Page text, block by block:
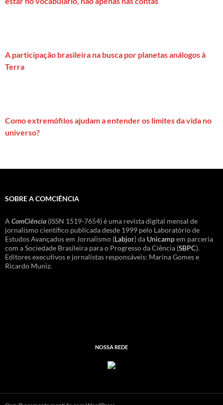
A participação brasileira na busca por planetas análogos à
Terra
Como extremófilos ajudam a entender os limites da vida no
universo?
SOBRE A COMCIÊNCIA
A ComCiência (ISSN 1519-7654) é uma revista digital mensal de
jornalismo científico publicada desde 1999 pelo Laboratório de
Estudos Avançados em Jornalismo (Labjor) da Unicampem parceria
com a Sociedade Brasileira para o Progresso da Ciência (SBPC).
Editores executivos e jornalistas responsáveis: Marina Gomes e
Ricardo Muniz.
NOSSA REDE